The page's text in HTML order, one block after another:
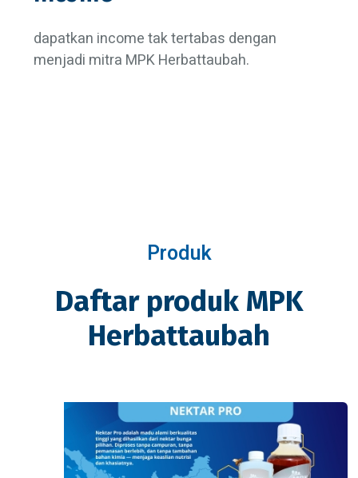
dapatkan income tak tertabas dengan
menjadi mitra MPK Herbattaubah.
Produk
Daftar produk MPK
Herbattaubah